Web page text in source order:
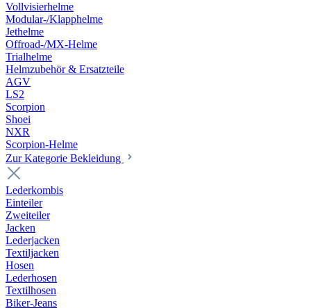
Vollvisierhelme
Modular-/Klapphelme
Jethelme
Offroad-/MX-Helme
Trialhelme
Helmzubehör & Ersatzteile
AGV
LS2
Scorpion
Shoei
NXR
Scorpion-Helme
Zur Kategorie Bekleidung
Lederkombis
Einteiler
Zweiteiler
Jacken
Lederjacken
Textiljacken
Hosen
Lederhosen
Textilhosen
Biker-Jeans